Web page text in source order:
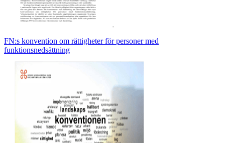
FN:s konvention om rättigheter för personer med
funktionsnedsättning